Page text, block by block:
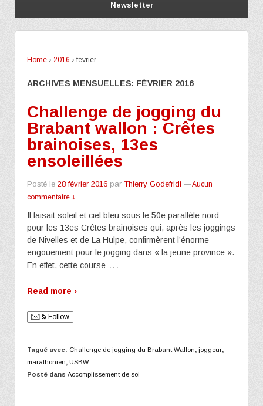
Newsletter
Home › 2016 › février
ARCHIVES MENSUELLES: FÉVRIER 2016
Challenge de jogging du
Brabant wallon : Crêtes
brainoises, 13es
ensoleillées
Posté le 28 février 2016 par Thierry Godefridi —Aucun
commentaire ↓
Il faisait soleil et ciel bleu sous le 50e parallèle nord
pour les 13es Crêtes brainoises qui, après les joggings
de Nivelles et de La Hulpe, confirmèrent l’énorme
engouement pour le jogging dans « la jeune province ».
En effet, cette course …
Read more ›
Follow
Tagué avec: Challenge de jogging du Brabant Wallon joggeur
marathonien
USBW
Posté dans Accomplissement de soi